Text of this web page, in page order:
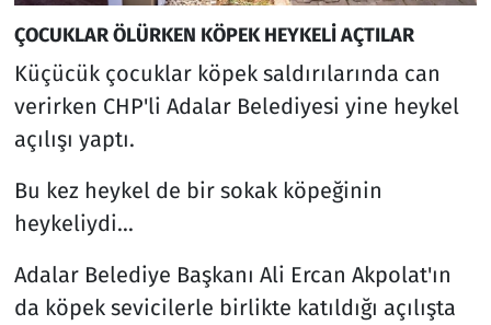
ÇOCUKLAR ÖLÜRKEN KÖPEK HEYKELİ AÇTILAR
Küçücük çocuklar köpek saldırılarında can
verirken CHP'li Adalar Belediyesi yine heykel
açılışı yaptı.
Bu kez heykel de bir sokak köpeğinin
heykeliydi...
Adalar Belediye Başkanı Ali Ercan Akpolat'ın
da köpek sevicilerle birlikte katıldığı açılışta